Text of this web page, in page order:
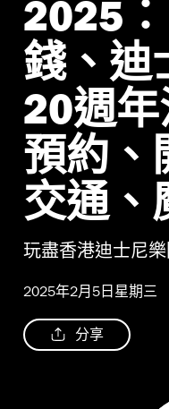
2025
錢、迪
20週年
預約、
交通、
玩盡香港迪士尼
2025年2月5日星期三
分享